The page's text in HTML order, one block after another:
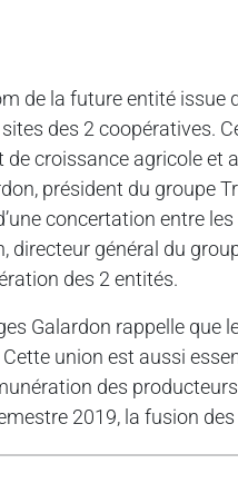
de la future entité issue
des 2 coopératives.
de croissance agricole et
président du groupe
concertation entre
directeur général du
des 2 entités.
Galardon rappelle que
Cette union est aussi
des
2019, la fusion